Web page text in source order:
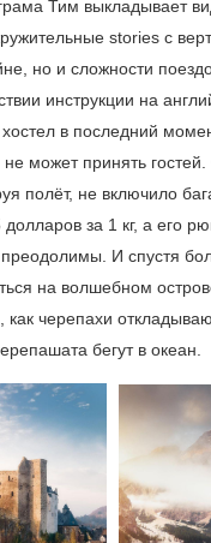
Тим выкладывает
stories с
но и сложности
инструкции на
хостел в последний
может принять гостей.
полёт, не включило
долларов за 1 кг, а его
преодолимы. И спустя
на волшебном
как черепахи
бегут в океан.